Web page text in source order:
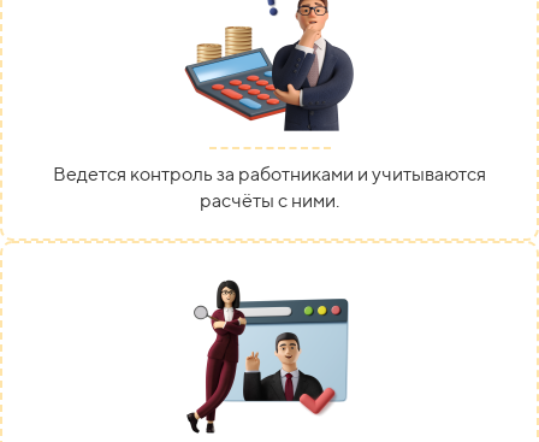
Ведется контроль за работниками и учитываются
расчёты с ними.